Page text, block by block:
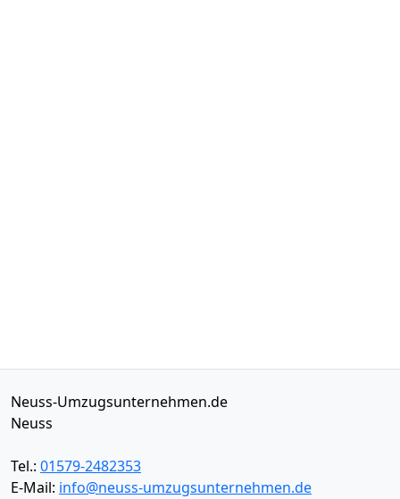
Neuss-Umzugsunternehmen.de
Neuss
Tel.: 01579-2482353
E-Mail: info@neuss-umzugsunternehmen.de